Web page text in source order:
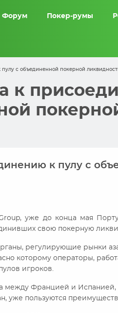
Форум Покер-румы
с объединенной покерной
к
к пулу с
уже до конца мая
свою покерную
регулирующие рынки
которому операторы,
игроков.
между Францией и
уже пользуются